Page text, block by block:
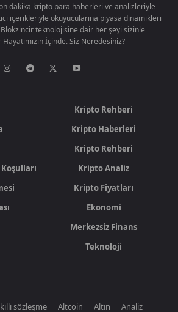
dakika kripto para haberleri ve analizleriyle
içerikleriyle okuyucularina piyasa dinamikleri
teknolojisine dair her şeyi sizinle
İçinde. Siz Neredesiniz?
Kripto Rehberi
Kripto Haberleri
Kripto Rehberi
Kripto Analiz
Kripto Fiyatları
Ekonomi
Merkezsiz Finans
Teknoloji
sözleşme Altcoin Altın
Analiz